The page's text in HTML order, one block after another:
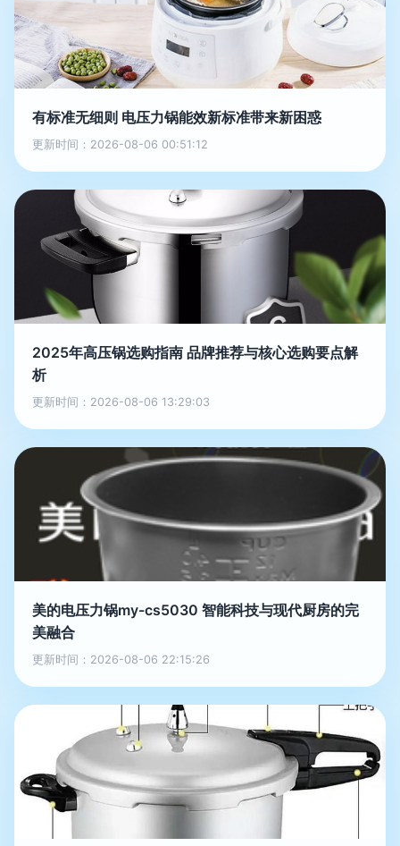
有标准无细则 电压力锅能效新标准带来新困惑
更新时间：2026-08-06 00:51:12
2025年高压锅选购指南 品牌推荐与核心选购要点解
析
更新时间：2026-08-06 13:29:03
美的电压力锅my-cs5030 智能科技与现代厨房的完
美融合
更新时间：2026-08-06 22:15:26